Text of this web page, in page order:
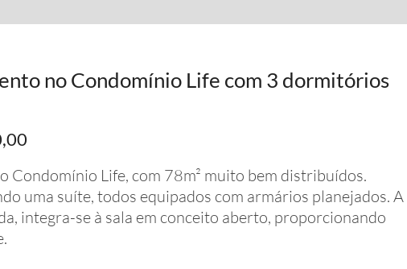
no Condomínio Life com 3 dormitórios
Condomínio Life, com 78m² muito bem distribuídos.
uma suíte, todos equipados com armários planejados. A
integra-se à sala em conceito aberto, proporcionando